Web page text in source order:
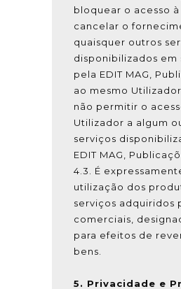
bloquear o acesso à
cancelar o
quaisquer outros
disponibilizados em
pela EDIT MAG,
ao mesmo
não permitir o
Utilizador a algum
serviços
EDIT MAG,
4.3. É
utilização dos
serviços adquiridos
comerciais,
para efeitos de
bens.
5. Privacidade e